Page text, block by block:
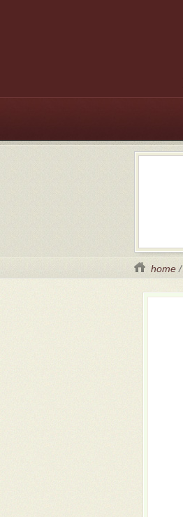
home /